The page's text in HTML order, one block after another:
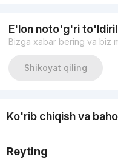
E'lon noto'g'ri
Bizga xabar bering va biz
Shikoyat qiling
Ko'rib chiqish va
Reyting